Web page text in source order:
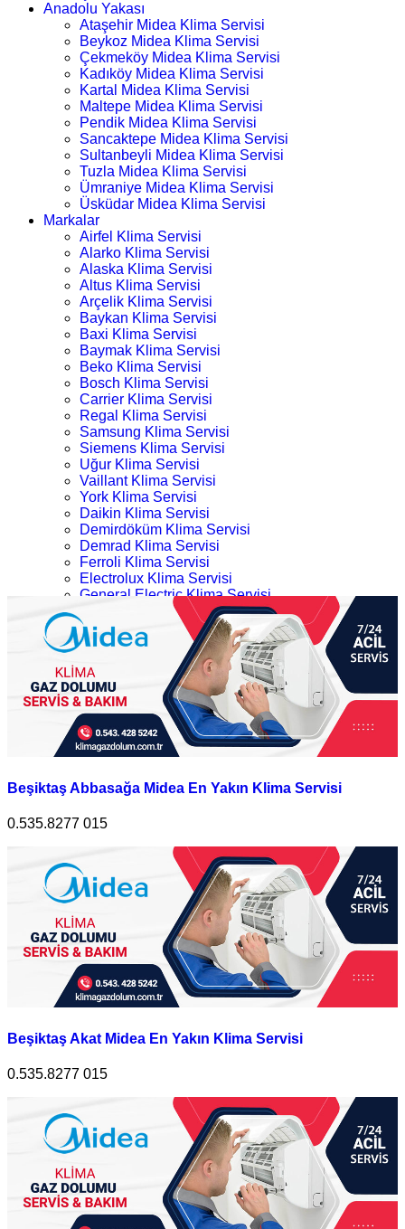
Anadolu Yakası
Ataşehir Midea Klima Servisi
Beykoz Midea Klima Servisi
Çekmeköy Midea Klima Servisi
Kadıköy Midea Klima Servisi
Kartal Midea Klima Servisi
Maltepe Midea Klima Servisi
Pendik Midea Klima Servisi
Sancaktepe Midea Klima Servisi
Sultanbeyli Midea Klima Servisi
Tuzla Midea Klima Servisi
Ümraniye Midea Klima Servisi
Üsküdar Midea Klima Servisi
Markalar
Airfel Klima Servisi
Alarko Klima Servisi
Alaska Klima Servisi
Altus Klima Servisi
Arçelik Klima Servisi
Baykan Klima Servisi
Baxi Klima Servisi
Baymak Klima Servisi
Beko Klima Servisi
Bosch Klima Servisi
Carrier Klima Servisi
Regal Klima Servisi
Samsung Klima Servisi
Siemens Klima Servisi
Uğur Klima Servisi
Vaillant Klima Servisi
York Klima Servisi
Daikin Klima Servisi
Demirdöküm Klima Servisi
Demrad Klima Servisi
Ferroli Klima Servisi
Electrolux Klima Servisi
General Electric Klima Servisi
LG Klima Servisi
Midea Klima Servisi
Mitsubishi Klima Servisi
Profilo Klima Servisi
İletişim
Beşiktaş Enyakın Midea Klima Servisi
Ana Sayfa
Kategoriler
Beşiktaş Enyakın Midea Klima Servisi
Beşiktaş Abbasağa Midea En Yakın Klima Servisi
0.535.8277 015
Beşiktaş Akat Midea En Yakın Klima Servisi
0.535.8277 015